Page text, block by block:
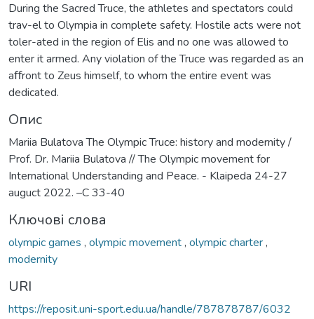
During the Sacred Truce, the athletes and spectators could
trav-el to Olympia in complete safety. Hostile acts were not
toler-ated in the region of Elis and no one was allowed to
enter it armed. Any violation of the Truce was regarded as an
aﬀront to Zeus himself, to whom the entire event was
dedicated.
Опис
Mariia Bulatova The Olympic Truce: history and modernity /
Prof. Dr. Mariia Bulatova // The Olympic movement for
International Understanding and Peace. - Klaipeda 24-27
auguct 2022. –C 33-40
Ключові слова
olympic games , olympic movement, olympic charter,
modernity
URI
https://reposit.uni-sport.edu.ua/handle/787878787/6032